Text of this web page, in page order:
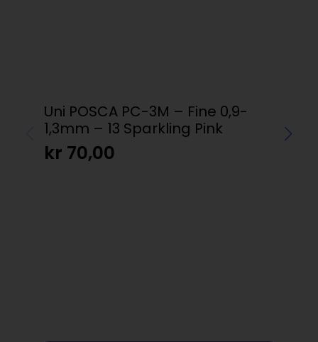
Uni POSCA PC-3M – Fine 0,9-
1,3mm – 13 Sparkling Pink
kr 70,00